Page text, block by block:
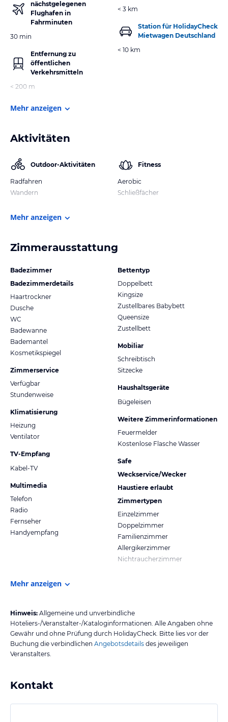
nächstgelegenen
Flughafen in
Fahrminuten
30 min
Entfernung zu
öffentlichen
Verkehrsmitteln
< 200 m
< 3 km
Station für HolidayCheck
Mietwagen Deutschland
< 10 km
Mehr anzeigen
Aktivitäten
Outdoor-Aktivitäten
Radfahren
Wandern
Fitness
Aerobic
Schließfächer
Mehr anzeigen
Zimmerausstattung
Badezimmer
Badezimmerdetails
Haartrockner
Dusche
WC
Badewanne
Bademantel
Kosmetikspiegel
Zimmerservice
Verfügbar
Stundenweise
Klimatisierung
Heizung
Ventilator
TV-Empfang
Kabel-TV
Multimedia
Telefon
Radio
Fernseher
Handyempfang
Bettentyp
Doppelbett
Kingsize
Zustellbares Babybett
Queensize
Zustellbett
Mobiliar
Schreibtisch
Sitzecke
Haushaltsgeräte
Bügeleisen
Weitere Zimmerinformationen
Feuermelder
Kostenlose Flasche Wasser
Safe
Weckservice/Wecker
Haustiere erlaubt
Zimmertypen
Einzelzimmer
Doppelzimmer
Familienzimmer
Allergikerzimmer
Nichtraucherzimmer
Mehr anzeigen
Hinweis: Allgemeine und unverbindliche
Hoteliers-/Veranstalter-/Kataloginformationen. Alle Angaben ohne
Gewähr und ohne Prüfung durch HolidayCheck. Bitte lies vor der
Buchung die verbindlichen Angebotsdetails des jeweiligen
Veranstalters.
Kontakt